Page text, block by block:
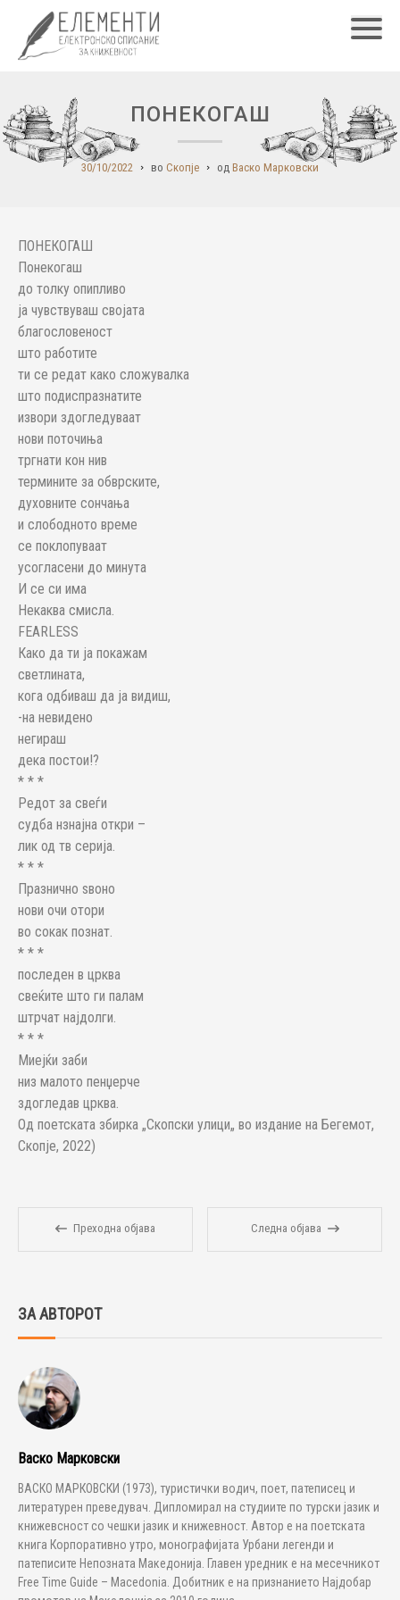
ПОНЕКОГАШ
30/10/2022 во Скопје од Васко Марковски
ПОНЕКОГАШ
Понекогаш
до толку опипливо
ја чувствуваш својата
благословеност
што работите
ти се редат како сложувалка
што подиспразнатите
извори здогледуваат
нови поточиња
тргнати кон нив
термините за обврските,
духовните сончања
и слободното време
се поклопуваат
усогласени до минута
И се си има
Некаква смисла.
FEARLESS
Како да ти ја покажам
светлината,
кога одбиваш да ја видиш,
-на невидено
негираш
дека постои!?
* * *
Редот за свеѓи
судба нзнајна откри –
лик од тв серија.
* * *
Празнично ѕвоно
нови очи отори
во сокак познат.
* * *
последен в црква
свеќите што ги палам
штрчат најдолги.
* * *
Миејќи заби
низ малото пенџерче
здогледав црква.
Од поетската збирка „Скопски улици„ во издание на Бегемот,
Скопје, 2022)
Преходна објава Следна објава
ЗА АВТОРОТ
Васко Марковски
ВАСКО МАРКОВСКИ (1973), туристички водич, поет, патеписец и
литературен преведувач. Дипломирал на студиите по турски јазик и
книжевсност со чешки јазик и книжевност. Автор е на поетската
книга Корпоративно утро, монографијата Урбани легенди и
патеписите Непозната Македонија. Главен уредник е на месечникот
Free Time Guide – Macedonia. Добитник е на признанието Најдобар